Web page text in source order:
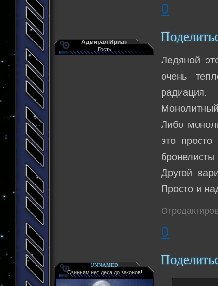
0
Адмирал Ириан
Гость
Ледяной
очень
радиация.
Либо
это просто
бронелисты
Другой
Просто и
0
UNNAMED
Свиньям нет дела до законов!